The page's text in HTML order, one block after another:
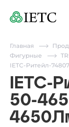
Главная
Фигурные
IETC-Ритейл-
IETC-
50-